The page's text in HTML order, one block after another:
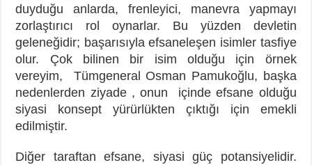
duyduğu anlarda, frenleyici, manevra yapmayı
zorlaştırıcı rol oynarlar. Bu yüzden devletin
geleneğidir; başarısıyla efsaneleşen isimler tasfiye
olur. Çok bilinen bir isim olduğu için örnek
vereyim, Tümgeneral Osman Pamukoğlu, başka
nedenlerden ziyade , onun içinde efsane olduğu
siyasi konsept yürürlükten çıktığı için emekli
edilmiştir.
Diğer taraftan efsane, siyasi güç potansiyelidir.